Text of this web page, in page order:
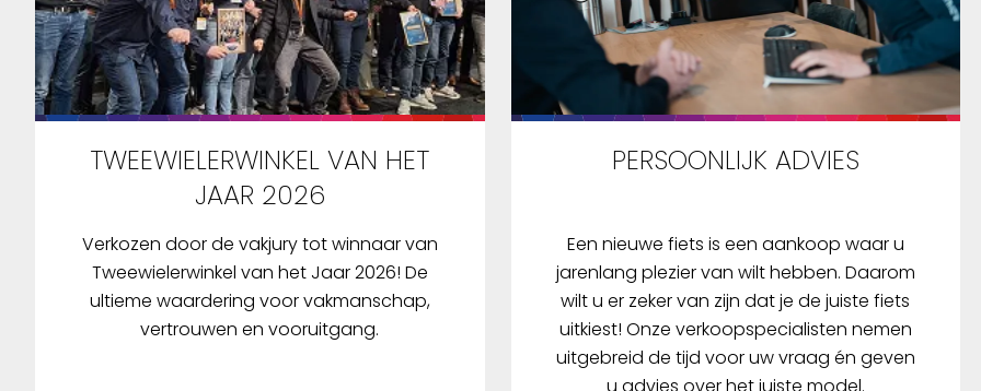
TWEEWIELERWINKEL VAN HET
JAAR 2026
Verkozen door de vakjury tot winnaar van
Tweewielerwinkel van het Jaar 2026! De
ultieme waardering voor vakmanschap,
vertrouwen en vooruitgang.
PERSOONLIJK ADVIES
Een nieuwe fiets is een aankoop waar u
jarenlang plezier van wilt hebben. Daarom
wilt u er zeker van zijn dat je de juiste fiets
uitkiest! Onze verkoopspecialisten nemen
uitgebreid de tijd voor uw vraag én geven